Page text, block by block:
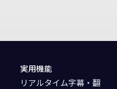
実用機能
リアルタイム字幕・翻